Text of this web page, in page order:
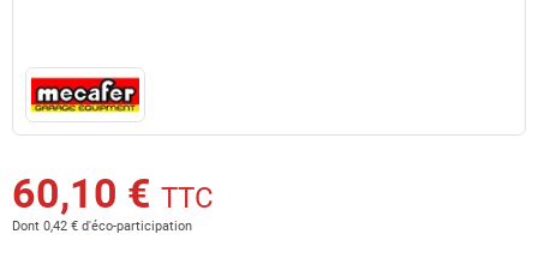
60,10 € TTC
Dont 0,42 € d'éco-participation